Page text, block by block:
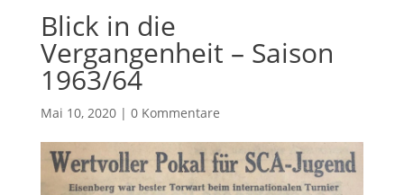
Blick in die
Vergangenheit – Saison
1963/64
Mai 10, 2020| 0 Kommentare